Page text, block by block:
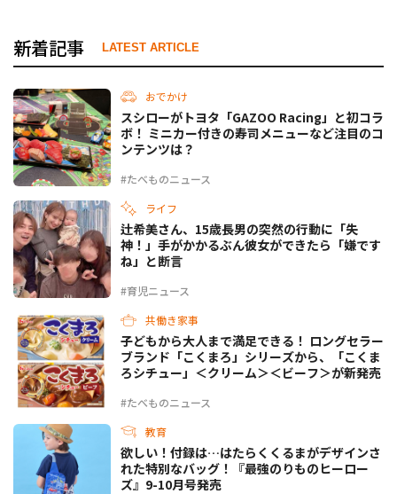
新着記事 LATEST ARTICLE
おでかけ
#たべものニュース
スシローがトヨタ「GAZOO Racing」と初コラ
ボ！ ミニカー付きの寿司メニューなど注目のコ
ンテンツは？
ライフ
#育児ニュース
辻希美さん、15歳長男の突然の行動に「失
神！」手がかかるぶん彼女ができたら「嫌です
ね」と断言
共働き家事
#たべものニュース
子どもから大人まで満足できる！ ロングセラー
ブランド「こくまろ」シリーズから、「こくま
ろシチュー」＜クリーム＞＜ビーフ＞が新発売
教育
欲しい！付録は…はたらくくるまがデザインさ
れた特別なバッグ！『最強のりものヒーロー
ズ』9-10月号発売